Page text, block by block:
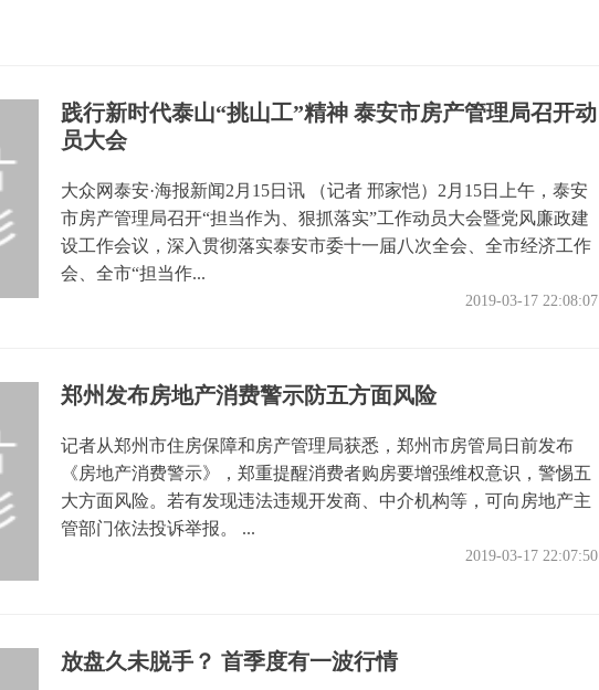
践行新时代泰山“挑山工”精神 泰安市房产管理局召开动
员大会
大众网泰安·海报新闻2月15日讯 （记者 邢家恺）2月15日上午，泰安
市房产管理局召开“担当作为、狠抓落实”工作动员大会暨党风廉政建
设工作会议，深入贯彻落实泰安市委十一届八次全会、全市经济工作
会、全市“担当作...
2019-03-17 22:08:07
郑州发布房地产消费警示防五方面风险
记者从郑州市住房保障和房产管理局获悉，郑州市房管局日前发布
《房地产消费警示》，郑重提醒消费者购房要增强维权意识，警惕五
大方面风险。若有发现违法违规开发商、中介机构等，可向房地产主
管部门依法投诉举报。 ...
2019-03-17 22:07:50
放盘久未脱手？ 首季度有一波行情